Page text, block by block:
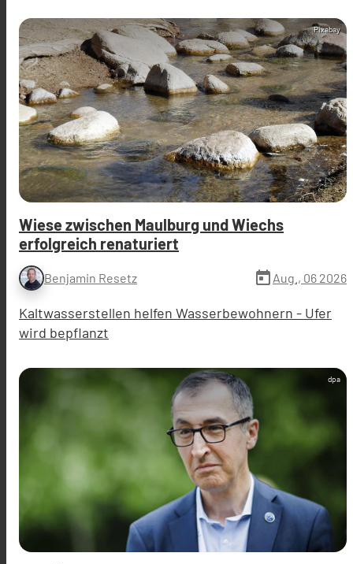
Pixabay
Wiese zwischen Maulburg und Wiechs
erfolgreich renaturiert
Benjamin Resetz today Aug., 06 2026
Kaltwasserstellen helfen Wasserbewohnern - Ufer
wird bepflanzt
dpa